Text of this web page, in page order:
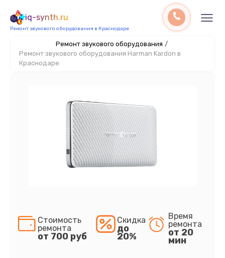
iq-synth.ru
Ремонт звукового оборудования в Краснодаре
Ремонт звукового оборудования /
Ремонт звукового оборудования Harman Kardon в
Краснодаре
Стоимость
ремонта
от 700 руб
Скидка
до
20%
Время
ремонта
от 20
мин